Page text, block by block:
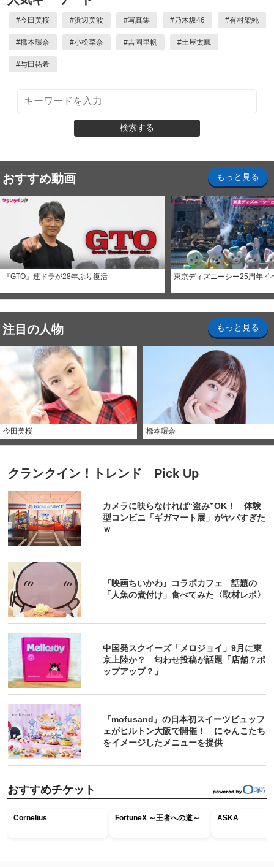
#今田美桜 #浜辺美波 #写真集 #乃木坂46 #有村架純
#橋本環奈 #小松菜奈 #吉岡里帆 #土屋太鳳
#与田祐希
検索する
おすすめ動画 もっと見る
『GTO』連ドラが28年ぶり復活 東京ディズニーシー25周年イ
注目の人物 もっと見る
今田美桜 橋本環奈
クランクイン！トレンド Pick Up
カメラに映らなければ“盗み”OK！ 体験
型コンビニ「ギガマート展」がヤバすぎた
ｗ
『映画ちいかわ』コラボカフェ 話題の
「人魚の煮付け」食べてみた〈取材レポ〉
中国発スクイーズ「メロジョイ」9月に東
京上陸か？ 匂わせ投稿が話題「店舗？ポ
ップアップ？」
『mofusand』の日本初スイーツビュッフ
ェがヒルトン大阪で開催！ にゃんこたち
をイメージしたメニューを提供
おすすめチケット
Cornelius FortuneX ～王者への道～ ASKA